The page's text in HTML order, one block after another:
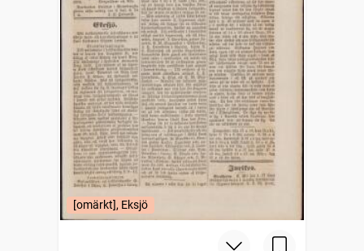
[omärkt], Eksjö